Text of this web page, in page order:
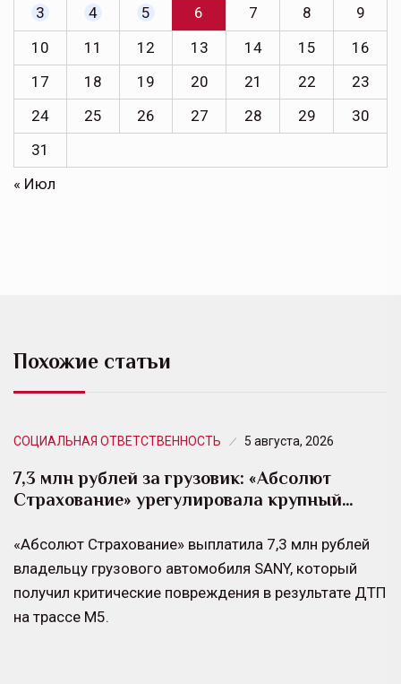
3
4 5 6 7 8
9
10
11 12 13 14 15
16
17
18 19 20 21 22
23
24
25 26 27 28 29
30
31
« Июл
Похожие статьи
СОЦИАЛЬНАЯ ОТВЕТСТВЕННОСТЬ 5 августа, 2026
7,3 млн рублей за грузовик: «Абсолют
Страхование» урегулировала крупный…
«Абсолют Страхование» выплатила 7,3 млн рублей
владельцу грузового автомобиля SANY, который
получил критические повреждения в результате ДТП
на трассе М5.